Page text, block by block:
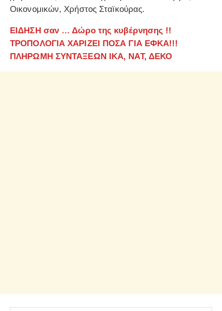
Οικονομικών, Χρήστος Σταϊκούρας.
ΕΙΔΗΣΗ σαν … Δώρο της κυβέρνησης !!
ΤΡΟΠΟΛΟΓΙΑ ΧΑΡΙΖΕΙ ΠΟΣΑ ΓΙΑ ΕΦΚΑ!!!
ΠΛΗΡΩΜΗ ΣΥΝΤΑΞΕΩΝ ΙΚΑ, ΝΑΤ, ΔΕΚΟ